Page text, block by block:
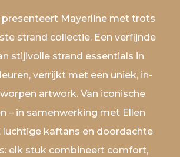
presenteert Mayerline met trots
strand collectie. Een verfijnde
stijlvolle strand essentials in
verrijkt met een uniek, in-
artwork. Van iconische
– in samenwerking met Ellen
luchtige kaftans en doordachte
elk stuk combineert comfort,